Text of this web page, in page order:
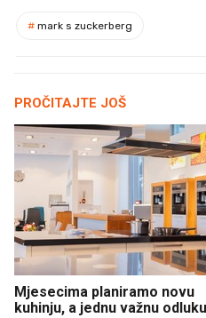
# mark s zuckerberg
PROČITAJTE JOŠ
Mjesecima planiramo novu
kuhinju, a jednu važnu odluku